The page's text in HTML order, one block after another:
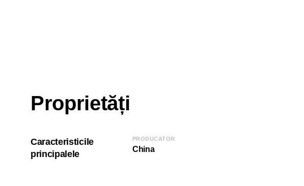
Proprietăți
Caracteristicile
principalele
PRODUCATOR
China